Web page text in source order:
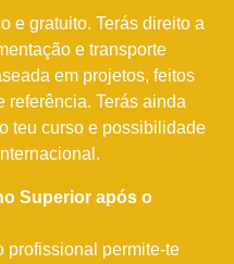
e gratuito. Terás direito a
e transporte
em projetos, feitos
referência. Terás ainda
teu curso e possibilidade
Superior após o
profissional permite-te